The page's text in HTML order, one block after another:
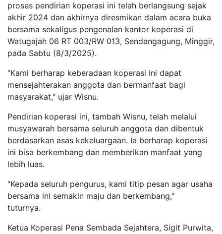
proses pendirian koperasi ini telah berlangsung sejak
akhir 2024 dan akhirnya diresmikan dalam acara buka
bersama sekaligus pengenalan kantor koperasi di
Watugajah 06 RT 003/RW 013, Sendangagung, Minggir,
pada Sabtu (8/3/2025).
"Kami berharap keberadaan koperasi ini dapat
mensejahterakan anggota dan bermanfaat bagi
masyarakat," ujar Wisnu.
Pendirian koperasi ini, tambah Wisnu, telah melalui
musyawarah bersama seluruh anggota dan dibentuk
berdasarkan asas kekeluargaan. Ia berharap koperasi
ini bisa berkembang dan memberikan manfaat yang
lebih luas.
"Kepada seluruh pengurus, kami titip pesan agar usaha
bersama ini semakin maju dan berkembang,"
tuturnya.
Ketua Koperasi Pena Sembada Sejahtera, Sigit Purwita,